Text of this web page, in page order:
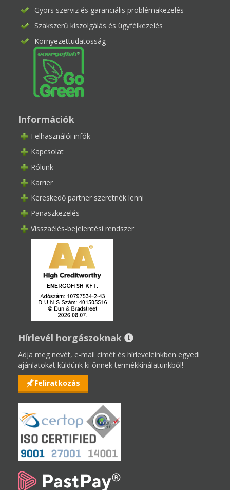
Gyors szerviz és garanciális problémakezelés
Szakszerű kiszolgálás és ügyfélkezelés
Környezettudatosság
Információk
Felhasználói infók
Kapcsolat
Rólunk
Karrier
Kereskedő partner szeretnék lenni
Panaszkezelés
Visszaélés-bejelentési rendszer
Hírlevél horgászoknak
Adja meg nevét, e-mail címét és hírleveleinkben egyedi
ajánlatokat küldünk ki önnek termékkínálatunkból!
Feliratkozás